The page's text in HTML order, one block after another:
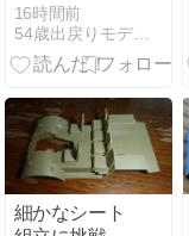
ﾄﾞｲﾂ iiiiv号戦
車 40cm履帯
(中期型) おま
膜剥がし
16時間前
54歳出戻りモデラー奮戦記
細かなシート